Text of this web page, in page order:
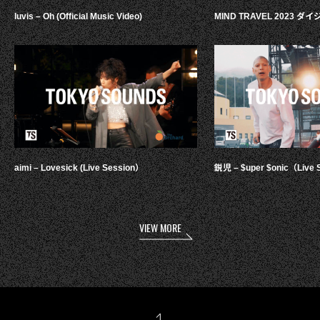
luvis – Oh (Official Music Video)
aimi – Lovesick (Live Session）
MIND TRAVEL 2023 ダイ
鋭児 – $uper $onic（Live
VIEW MORE